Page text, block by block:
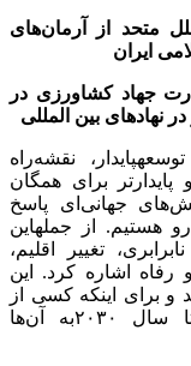
متحد از آرمان‌های
ایران
پایدار، نقشه‌راه
پایدارتر برای همگان
جهانی‌ای پاسخ
هستیم. از جملهاین
تغییر اقلیم،
اشاره کرد. این
و برای اینکه کسی از
تا سال
۲۰۳۰به آن‌ها